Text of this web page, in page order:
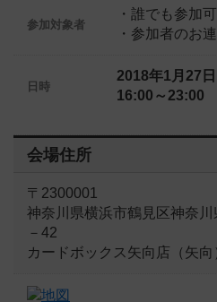
参加対象者
・誰でも参加
・参加者のお
日時
2018年1月27日
16:00～23:00
会場住所
〒2300001
神奈川県横浜市鶴見区神奈
－42
カードボックス矢向店（矢向